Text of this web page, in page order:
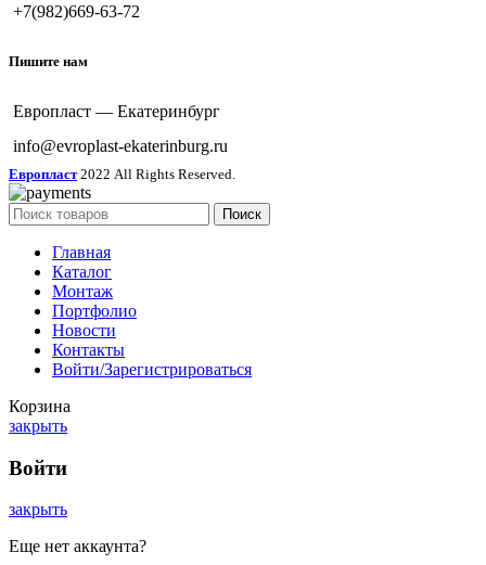
+7(982)669-63-72
Пишите нам
Европласт — Екатеринбург
info@evroplast-ekaterinburg.ru
Европласт 2022 All Rights Reserved.
Поиск
Главная
Каталог
Монтаж
Портфолио
Новости
Контакты
Войти/Зарегистрироваться
Корзина
закрыть
Войти
закрыть
Еще нет аккаунта?